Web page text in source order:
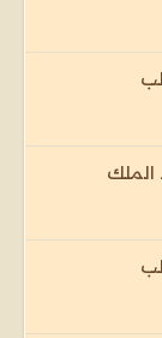
الملك